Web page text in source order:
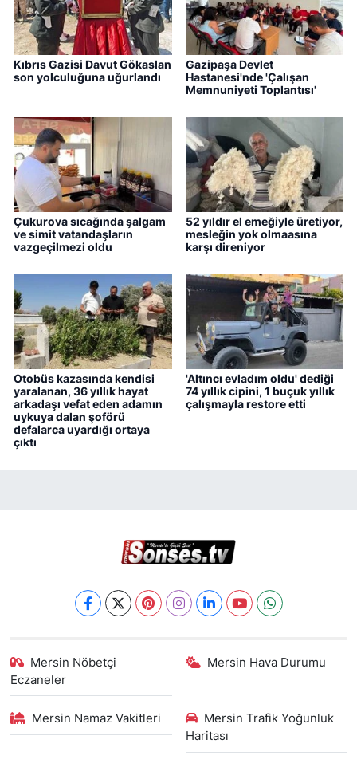
Kıbrıs Gazisi Davut Gökaslan
son yolculuğuna uğurlandı
Gazipaşa Devlet
Hastanesi'nde 'Çalışan
Memnuniyeti Toplantısı'
Çukurova sıcağında şalgam
ve simit vatandaşların
vazgeçilmezi oldu
52 yıldır el emeğiyle üretiyor,
mesleğin yok olmaasına
karşı direniyor
Otobüs kazasında kendisi
yaralanan, 36 yıllık hayat
arkadaşı vefat eden adamın
uykuya dalan şoförü
defalarca uyardığı ortaya
çıktı
'Altıncı evladım oldu' dediği
74 yıllık cipini, 1 buçuk yıllık
çalışmayla restore etti
Mersin Nöbetçi
Eczaneler
Mersin Hava Durumu
Mersin Namaz Vakitleri
Mersin Trafik Yoğunluk
Haritası